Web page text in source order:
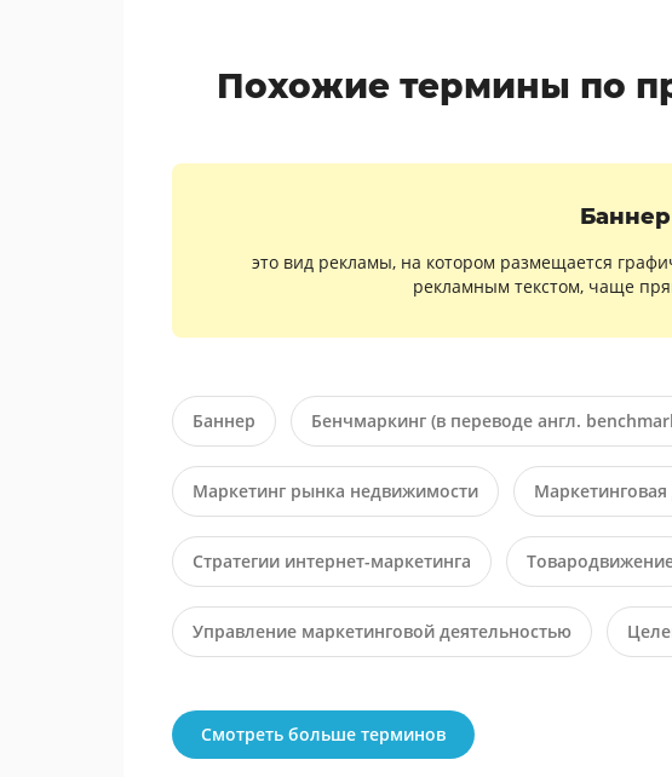
Похожие термины по
Баннер
это вид рекламы, на котором размещается
рекламным текстом, чаще
Баннер Бенчмаркинг (в переводе англ.
Маркетинг рынка недвижимости Маркетинговая
Стратегии интернет-маркетинга
Управление маркетинговой деятельностью
Смотреть больше терминов